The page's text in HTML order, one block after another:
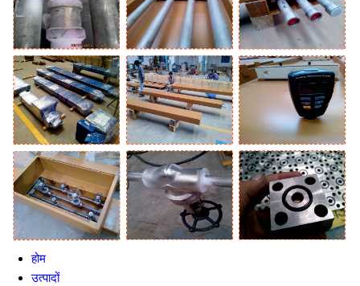
होम
उत्पादों